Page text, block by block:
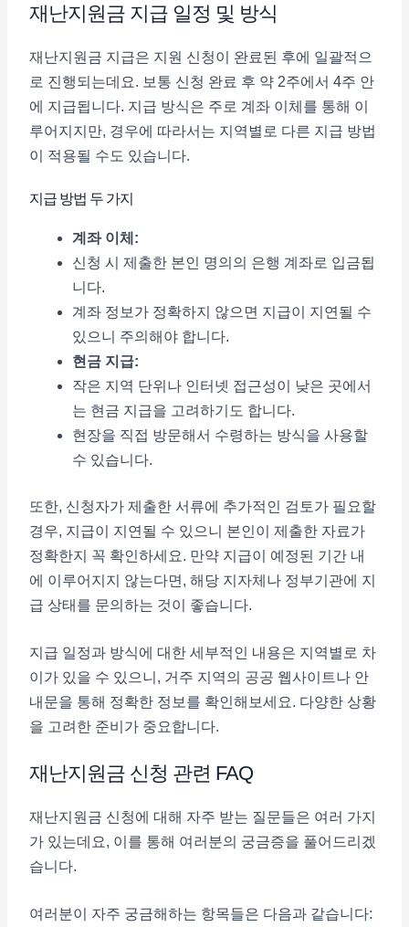
재난지원금 지급 일정 및 방식
재난지원금 지급은 지원 신청이 완료된 후에 일괄적으
로 진행되는데요. 보통 신청 완료 후 약 2주에서 4주 안
에 지급됩니다. 지급 방식은 주로 계좌 이체를 통해 이
루어지지만, 경우에 따라서는 지역별로 다른 지급 방법
이 적용될 수도 있습니다.
지급 방법 두 가지
계좌 이체:
신청 시 제출한 본인 명의의 은행 계좌로 입금됩
니다.
계좌 정보가 정확하지 않으면 지급이 지연될 수
있으니 주의해야 합니다.
현금 지급:
작은 지역 단위나 인터넷 접근성이 낮은 곳에서
는 현금 지급을 고려하기도 합니다.
현장을 직접 방문해서 수령하는 방식을 사용할
수 있습니다.
또한, 신청자가 제출한 서류에 추가적인 검토가 필요할
경우, 지급이 지연될 수 있으니 본인이 제출한 자료가
정확한지 꼭 확인하세요. 만약 지급이 예정된 기간 내
에 이루어지지 않는다면, 해당 지자체나 정부기관에 지
급 상태를 문의하는 것이 좋습니다.
지급 일정과 방식에 대한 세부적인 내용은 지역별로 차
이가 있을 수 있으니, 거주 지역의 공공 웹사이트나 안
내문을 통해 정확한 정보를 확인해보세요. 다양한 상황
을 고려한 준비가 중요합니다.
재난지원금 신청 관련 FAQ
재난지원금 신청에 대해 자주 받는 질문들은 여러 가지
가 있는데요, 이를 통해 여러분의 궁금증을 풀어드리겠
습니다.
여러분이 자주 궁금해하는 항목들은 다음과 같습니다: